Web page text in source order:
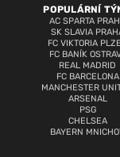
POPULÁRNÍ
AC SPARTA
SK SLAVIA
FC VIKTORIA
FC BANÍK
REAL MADRID
FC BARCELONA
MANCHESTER
ARSENAL
PSG
CHELSEA
BAYERN